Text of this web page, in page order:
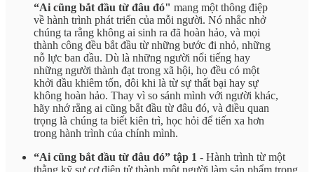
“Ai cũng bắt đầu từ đâu đó" mang một thông điệp
về hành trình phát triển của mỗi người. Nó nhắc nhở
chúng ta rằng không ai sinh ra đã hoàn hảo, và mọi
thành công đều bắt đầu từ những bước đi nhỏ, những
nỗ lực ban đầu. Dù là những người nổi tiếng hay
những người thành đạt trong xã hội, họ đều có một
khởi đầu khiêm tốn, đôi khi là từ sự thất bại hay sự
không hoàn hảo. Thay vì so sánh mình với người khác,
hãy nhớ rằng ai cũng bắt đầu từ đâu đó, và điều quan
trọng là chúng ta biết kiên trì, học hỏi để tiến xa hơn
trong hành trình của chính mình.
“Ai cũng bắt đầu từ đâu đó” tập 1 - Hành trình từ một
thằng kỹ sư cơ điện tử thành một người làm sản phẩm trong